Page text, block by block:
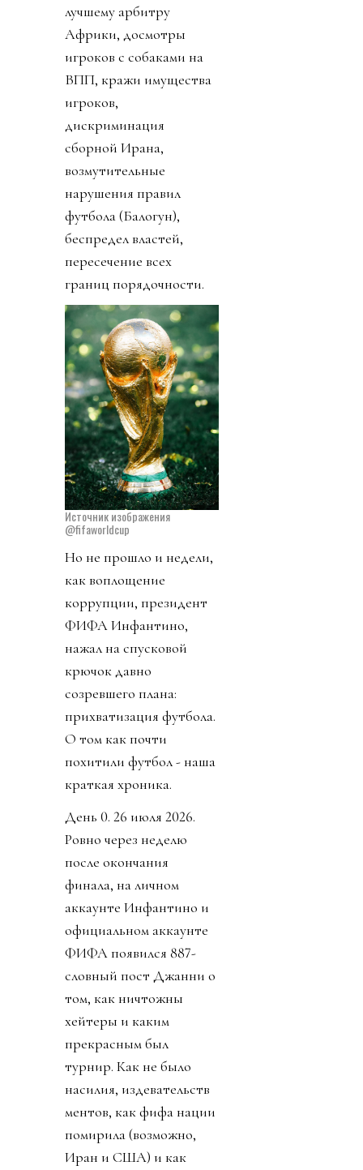
лучшему арбитру
Африки, досмотры
игроков с собаками на
ВПП, кражи имущества
игроков,
дискриминация
сборной Ирана,
возмутительные
нарушения правил
футбола (Балогун),
беспредел властей,
пересечение всех
границ порядочности.
Источник изображения
@fifaworldcup
Но не прошло и недели,
как воплощение
коррупции, президент
ФИФА Инфантино,
нажал на спусковой
крючок давно
созревшего плана:
прихватизация футбола.
О том как почти
похитили футбол - наша
краткая хроника.
День 0. 26 июля 2026.
Ровно через неделю
после окончания
финала, на личном
аккаунте Инфантино и
официальном аккаунте
ФИФА появился 887-
словный пост Джанни о
том, как ничтожны
хейтеры и каким
прекрасным был
турнир. Как не было
насилия, издевательств
ментов, как фифа нации
помирила (возможно,
Иран и США) и как